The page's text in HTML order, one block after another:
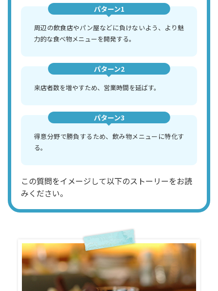
パターン1
周辺の飲食店やパン屋などに負けないよう、より魅
力的な食べ物メニューを開発する。
パターン2
来店者数を増やすため、営業時間を延ばす。
パターン3
得意分野で勝負するため、飲み物メニューに特化す
る。
この質問をイメージして以下のストーリーをお読
みください。